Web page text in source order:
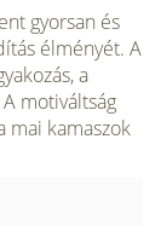
gyorsan és
élményét. A
a
motiváltság
mai kamaszok